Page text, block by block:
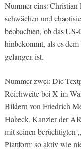
Nummer eins:
schwächen und
beobachten, ob das
hinbekommt, als es
gelungen ist.
Nummer zwei: Die
Reichweite bei X im
Bildern von Friedrich
Habeck, Kanzler der
mit seinen berüchtigten
Plattform so aktiv wie